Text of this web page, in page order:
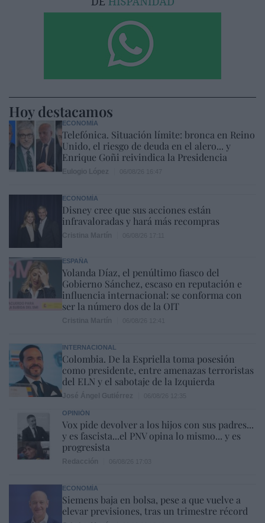
Hoy destacamos
ECONOMÍA
Telefónica. Situación límite: bronca en Reino
Unido, el riesgo de deuda en el alero... y
Enrique Goñi reivindica la Presidencia
ECONOMÍA
Disney cree que sus acciones están
infravaloradas y hará más recompras
ESPAÑA
Yolanda Díaz, el penúltimo fiasco del
Gobierno Sánchez, escaso en reputación e
influencia internacional: se conforma con
ser la número dos de la OIT
INTERNACIONAL
Colombia. De la Espriella toma posesión
como presidente, entre amenazas terroristas
del ELN y el sabotaje de la Izquierda
OPINIÓN
Vox pide devolver a los hijos con sus padres...
y es fascista...el PNV opina lo mismo... y es
progresista
ECONOMÍA
Siemens baja en bolsa, pese a que vuelve a
elevar previsiones, tras un trimestre récord